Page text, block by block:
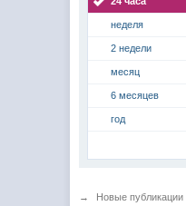
неделя
2 недели
месяц
6 месяцев
год
→ Новые публикации